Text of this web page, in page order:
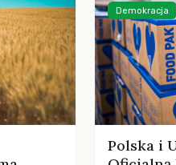
Polska i
Demokracja